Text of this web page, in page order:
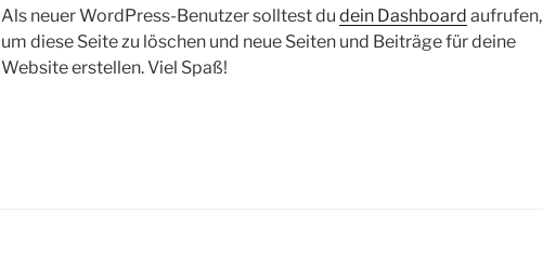
Als neuer WordPress-Benutzer solltest du dein Dashboard aufrufen,
um diese Seite zu löschen und neue Seiten und Beiträge für deine
Website erstellen. Viel Spaß!